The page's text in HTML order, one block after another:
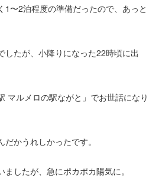
1〜2泊程度の準備だったので、あっと
したが、小降りになった22時頃に出
マルメロの駅ながと」でお世話になり
かうれしかったです。
したが、急にポカポカ陽気に。